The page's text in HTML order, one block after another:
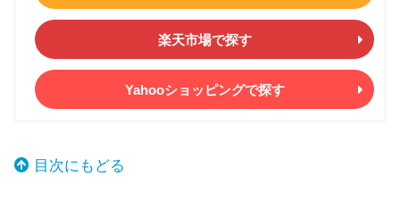
楽天市場で探す
Yahooショッピングで探す
目次にもどる